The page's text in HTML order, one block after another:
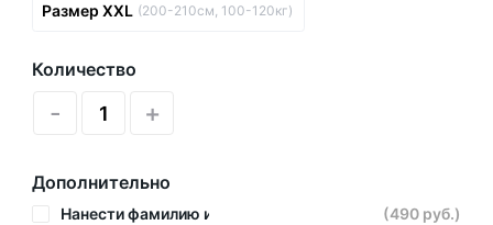
Размер XXL (200-210см, 100-120кг)
Количество
- +
Дополнительно
Нанести фамилию и номер (490 руб.)